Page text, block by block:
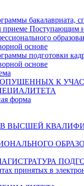
бакалавриата,
приеме Поступающим
основе
подготовки
основе
К
форма
ВЫСШЕЙ
принятых в